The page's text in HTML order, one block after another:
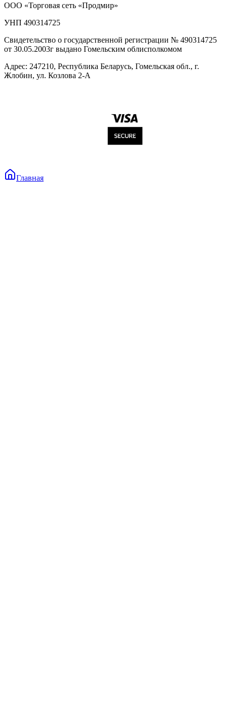
ООО «Торговая сеть «Продмир»
УНП 490314725
Свидетельство о государственной регистрации № 490314725
от 30.05.2003г выдано Гомельским облисполкомом
Адрес: 247210, Республика Беларусь, Гомельская обл., г.
Жлобин, ул. Козлова 2-А
Главная